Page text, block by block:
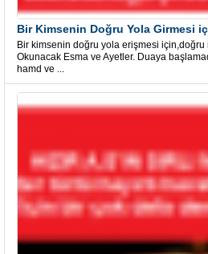
Bir Kimsenin Doğru Yola Girmesi
Bir kimsenin doğru yola erişmesi için,doğru
Okunacak Esma ve Ayetler. Duaya
hamd ve ...